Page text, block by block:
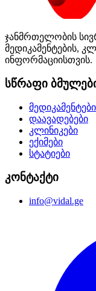
ჯანმრთელობის
მედიკამენტების,
ინფორმაციისთვის.
სწრაფი
მედიკამენტები
დაავადებები
კლინიკები
ექიმები
სტატიები
კონტაქტი
info@vidal.ge